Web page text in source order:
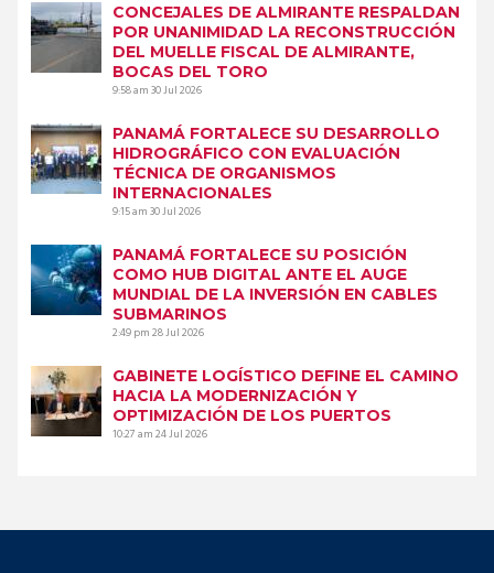
CONCEJALES DE ALMIRANTE RESPALDAN
POR UNANIMIDAD LA RECONSTRUCCIÓN
DEL MUELLE FISCAL DE ALMIRANTE,
BOCAS DEL TORO
9:58 am30 Jul 2026
PANAMÁ FORTALECE SU DESARROLLO
HIDROGRÁFICO CON EVALUACIÓN
TÉCNICA DE ORGANISMOS
INTERNACIONALES
9:15 am30 Jul 2026
PANAMÁ FORTALECE SU POSICIÓN
COMO HUB DIGITAL ANTE EL AUGE
MUNDIAL DE LA INVERSIÓN EN CABLES
SUBMARINOS
2:49 pm28 Jul 2026
GABINETE LOGÍSTICO DEFINE EL CAMINO
HACIA LA MODERNIZACIÓN Y
OPTIMIZACIÓN DE LOS PUERTOS
10:27 am24 Jul 2026